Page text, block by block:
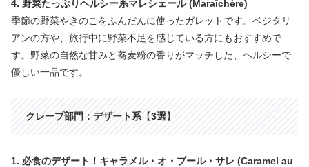
4. 野菜たっぷりヘルシー系マレシェール (Maraîchère)
季節の野菜やきのこをふんだんに使ったガレットです。ベジタリ
アンの方や、旅行中に野菜不足を感じている方にもおすすめで
す。野菜の自然な甘みと蕎麦粉の香りがマッチした、ヘルシーで
優しい一品です。
クレープ部門：デザート系【3選】
1. 必食のデザート！キャラメル・オ・ブール・サレ (Caramel au